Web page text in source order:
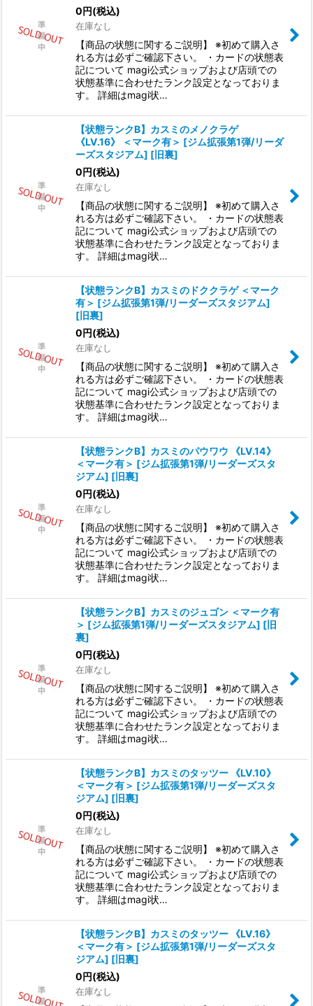
0円(税込)
在庫なし
【商品の状態に関するご説明】 ※初めて購入さ
れる方は必ずご確認下さい。 ・カードの状態表
記について magi公式ショップおよび店頭での
状態基準に合わせたランク設定となっておりま
す。 詳細はmagi状…
【状態ランクB】カスミのメノクラゲ
《LV.16》 ＜マーク有＞ [ジム拡張第1弾/リーダ
ーズスタジアム] [旧裏]
0円(税込)
在庫なし
【商品の状態に関するご説明】 ※初めて購入さ
れる方は必ずご確認下さい。 ・カードの状態表
記について magi公式ショップおよび店頭での
状態基準に合わせたランク設定となっておりま
す。 詳細はmagi状…
【状態ランクB】カスミのドククラゲ ＜マーク
有＞ [ジム拡張第1弾/リーダーズスタジアム]
[旧裏]
0円(税込)
在庫なし
【商品の状態に関するご説明】 ※初めて購入さ
れる方は必ずご確認下さい。 ・カードの状態表
記について magi公式ショップおよび店頭での
状態基準に合わせたランク設定となっておりま
す。 詳細はmagi状…
【状態ランクB】カスミのパウワウ 《LV.14》
＜マーク有＞ [ジム拡張第1弾/リーダーズスタ
ジアム] [旧裏]
0円(税込)
在庫なし
【商品の状態に関するご説明】 ※初めて購入さ
れる方は必ずご確認下さい。 ・カードの状態表
記について magi公式ショップおよび店頭での
状態基準に合わせたランク設定となっておりま
す。 詳細はmagi状…
【状態ランクB】カスミのジュゴン ＜マーク有
＞ [ジム拡張第1弾/リーダーズスタジアム] [旧
裏]
0円(税込)
在庫なし
【商品の状態に関するご説明】 ※初めて購入さ
れる方は必ずご確認下さい。 ・カードの状態表
記について magi公式ショップおよび店頭での
状態基準に合わせたランク設定となっておりま
す。 詳細はmagi状…
【状態ランクB】カスミのタッツー 《LV.10》
＜マーク有＞ [ジム拡張第1弾/リーダーズスタ
ジアム] [旧裏]
0円(税込)
在庫なし
【商品の状態に関するご説明】 ※初めて購入さ
れる方は必ずご確認下さい。 ・カードの状態表
記について magi公式ショップおよび店頭での
状態基準に合わせたランク設定となっておりま
す。 詳細はmagi状…
【状態ランクB】カスミのタッツー 《LV.16》
＜マーク有＞ [ジム拡張第1弾/リーダーズスタ
ジアム] [旧裏]
0円(税込)
在庫なし